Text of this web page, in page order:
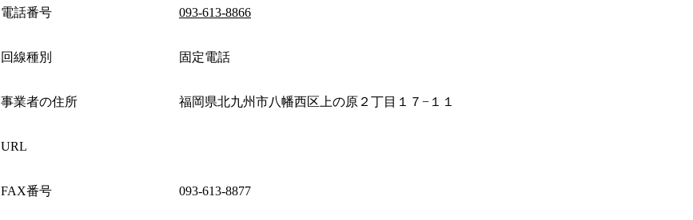
電話番号 093-613-8866
回線種別 固定電話
事業者の住所 福岡県北九州市八幡西区上の原２丁目１７−１１
URL
FAX番号 093-613-8877